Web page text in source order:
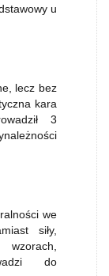
u
lecz bez
kara
3
we
siły,
do